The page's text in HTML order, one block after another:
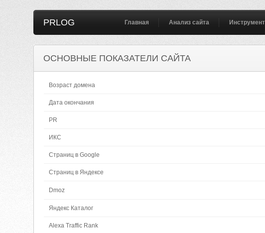
PRLOG Главная Анализ сайта
ОСНОВНЫЕ ПОКАЗАТЕЛИ САЙТА
Возраст домена
Дата окончания
PR
ИКС
Страниц в Google
Страниц в Яндексе
Dmoz
Яндекс Каталог
Alexa Traffic Rank